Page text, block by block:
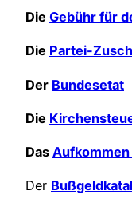
Die Gebühr für
Die Partei-
Der Bundesetat
Die
Das
Der